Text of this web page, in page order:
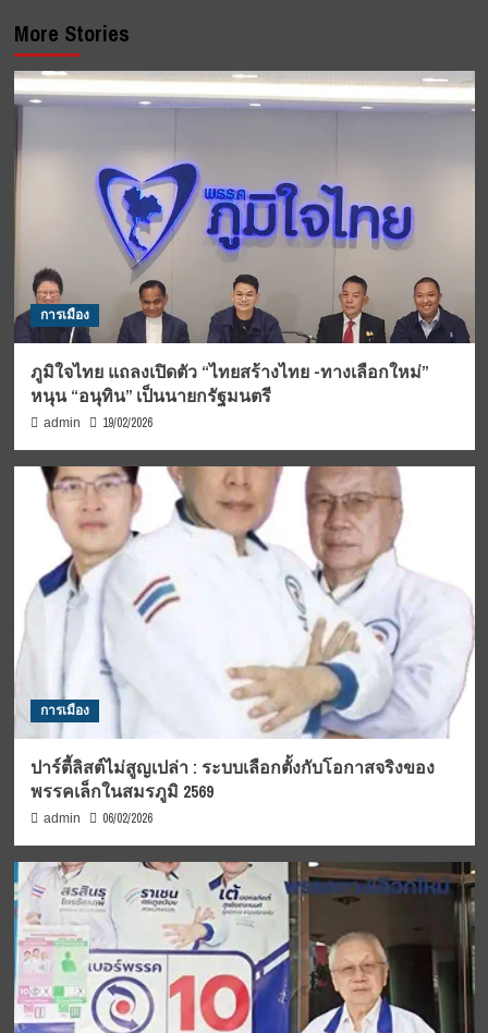
More Stories
การเมือง
ภูมิใจไทย แถลงเปิดตัว “ไทยสร้างไทย -ทางเลือกใหม่”
หนุน “อนุทิน” เป็นนายกรัฐมนตรี
admin 19/02/2026
การเมือง
ปาร์ตี้ลิสต์ไม่สูญเปล่า : ระบบเลือกตั้งกับโอกาสจริงของ
พรรคเล็กในสมรภูมิ 2569
admin 06/02/2026